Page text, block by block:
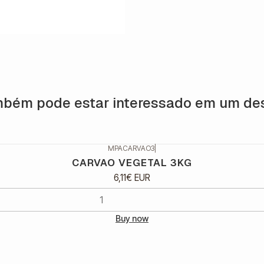
pode estar interessado em um
MPACARVAO3
CARVAO VEGETAL 3KG
6,11€ EUR
Buy now